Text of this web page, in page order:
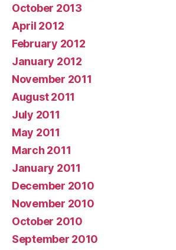
October 2013
April 2012
February 2012
January 2012
November 2011
August 2011
July 2011
May 2011
March 2011
January 2011
December 2010
November 2010
October 2010
September 2010